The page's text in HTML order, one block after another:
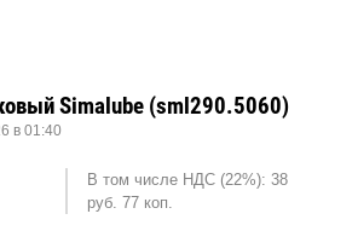
Simalube (sml290.5060)
в 01:40
В том числе НДС (22%): 38
руб. 77 коп.